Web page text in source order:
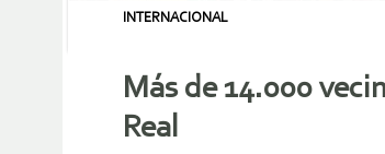
INTERNACIONAL
Más de 14.000
Real